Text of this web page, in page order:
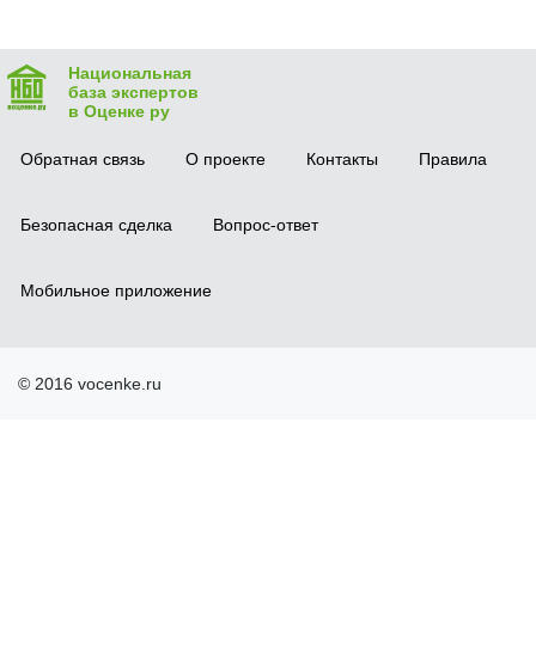
Национальная
база экспертов
в Оценке ру
Обратная связь О проекте Контакты Правила
Безопасная сделка Вопрос-ответ
Мобильное приложение
© 2016 vocenke.ru